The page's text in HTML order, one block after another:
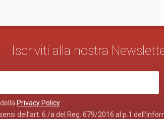
Iscriviti alla nostra
Privacy Policy
dell’art. 6 /a del Reg. 679/2016 al p.1